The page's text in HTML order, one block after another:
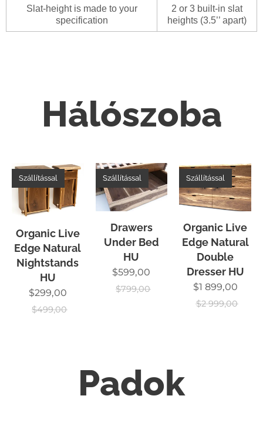
Slat-height is made to your
specification
2 or 3 built-in slat
heights (3.5’’ apart)
Hálószoba
Organic Live
Edge Natural
Nightstands
HU
Szállítással
$299,00
$499,00
Drawers
Under Bed
HU
Szállítással
$599,00
$799,00
Organic Live
Edge Natural
Double
Dresser HU
Szállítással
$1 899,00
$2 999,00
Padok